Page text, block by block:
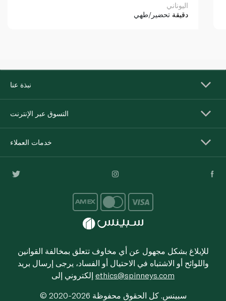
اليوناني
دقيقة تحضير/طهي
نبذة عنا
التسوق عبر الإنترنت
خدمات العملاء
للإبلاغ بشكل مجهول عن أي مخاوف تتعلق بمخالفة القوانين
واللوائح أو الاشتباه في الاحتيال أو الفساد، يرجى إرسال بريد
ethics@spinneys.com
© 2020-2026 سبينس. كل الحقوق محفوظة